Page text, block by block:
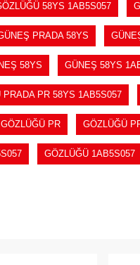
58YS 1AB5S057
PRADA 58YS
58YS GÜNEŞ 58YS
PRADA PR 58YS 1AB5S057
GÖZLÜĞÜ PR GÖZLÜĞÜ
GÖZLÜĞÜ 1AB5S057